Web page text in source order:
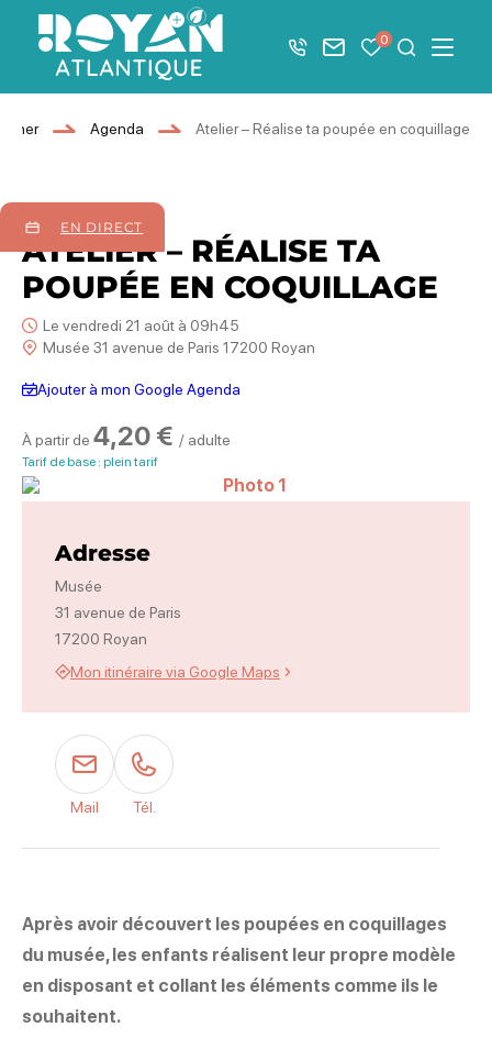
Afficher la barre de navigation du mode éco
Royan Atlantique
+33 5 46 08 21 00
Nous contacter
Mes favoris
0 JeMenu
Agenda Atelier – Réalise ta poupée en coquillage
EN DIRECT
21 août 2026
ATELIER – RÉALISE TA
POUPÉE EN COQUILLAGE
Le vendredi 21 août à 09h45
Musée 31 avenue de Paris 17200 Royan
Ajouter à mon Google Agenda
Après avoir découvert les poupées en coquillages
du musée, les enfants réalisent leur propre modèle
en disposant et collant les éléments comme ils le
souhaitent.
À partir de 4,20 € / adulte
Tarif de base : plein tarif
Photo 1
Adresse
Musée
31 avenue de Paris
17200 Royan
Mon itinéraire via Google Maps
Mail Tél.